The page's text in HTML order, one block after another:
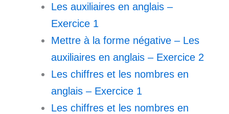
Les auxiliaires en anglais –
Exercice 1
Mettre à la forme négative – Les
auxiliaires en anglais – Exercice 2
Les chiffres et les nombres en
anglais – Exercice 1
Les chiffres et les nombres en